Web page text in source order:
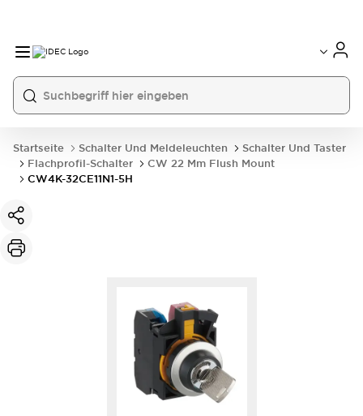
Startseite Schalter Und Meldeleuchten
Schalter Und Taster
Flachprofil-Schalter
CW 22 Mm Flush Mount
CW4K-32CE11N1-5H